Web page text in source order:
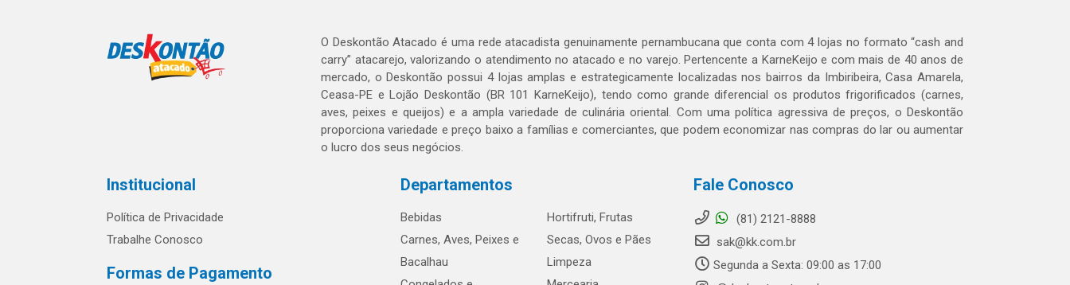
O Deskontão Atacado é uma rede atacadista genuinamente pernambucana que conta com 4 lojas no formato “cash and
carry” atacarejo, valorizando o atendimento no atacado e no varejo. Pertencente a KarneKeijo e com mais de 40 anos de
mercado, o Deskontão possui 4 lojas amplas e estrategicamente localizadas nos bairros da Imbiribeira, Casa Amarela,
Ceasa-PE e Lojão Deskontão (BR 101 KarneKeijo), tendo como grande diferencial os produtos frigorificados (carnes,
aves, peixes e queijos) e a ampla variedade de culinária oriental. Com uma política agressiva de preços, o Deskontão
proporciona variedade e preço baixo a famílias e comerciantes, que podem economizar nas compras do lar ou aumentar
o lucro dos seus negócios.
Institucional
Política de Privacidade
Trabalhe Conosco
Formas de Pagamento
Departamentos
Bebidas
Carnes, Aves, Peixes e
Bacalhau
Hortifruti, Frutas
Secas, Ovos e Pães
Limpeza
Fale Conosco
(81) 2121-8888
sak@kk.com.br
Segunda a Sexta: 09:00 as 17:00